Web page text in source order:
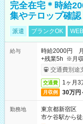
完全在宅＊時給
集やテロップ確認
派遣 ブランクOK
給与
時給2000円
+残業5h ※月
取りサービス
交通費別途
交通費 1ヶ月3
月収例 30万円
勤務地
東京都新宿区
市ケ谷駅から